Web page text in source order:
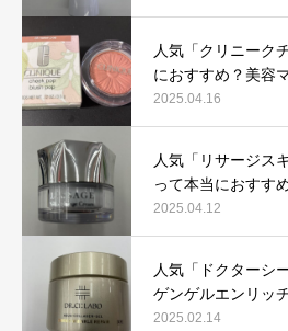
人気「クリニーク
におすすめ？美容
コミを検証！
2025.04.16
人気「リサージス
って本当におすす
用して口コミを検証
2025.04.12
人気「ドクターシ
ゲンゲルエンリッ
本当におすすめ？
2025.02.14